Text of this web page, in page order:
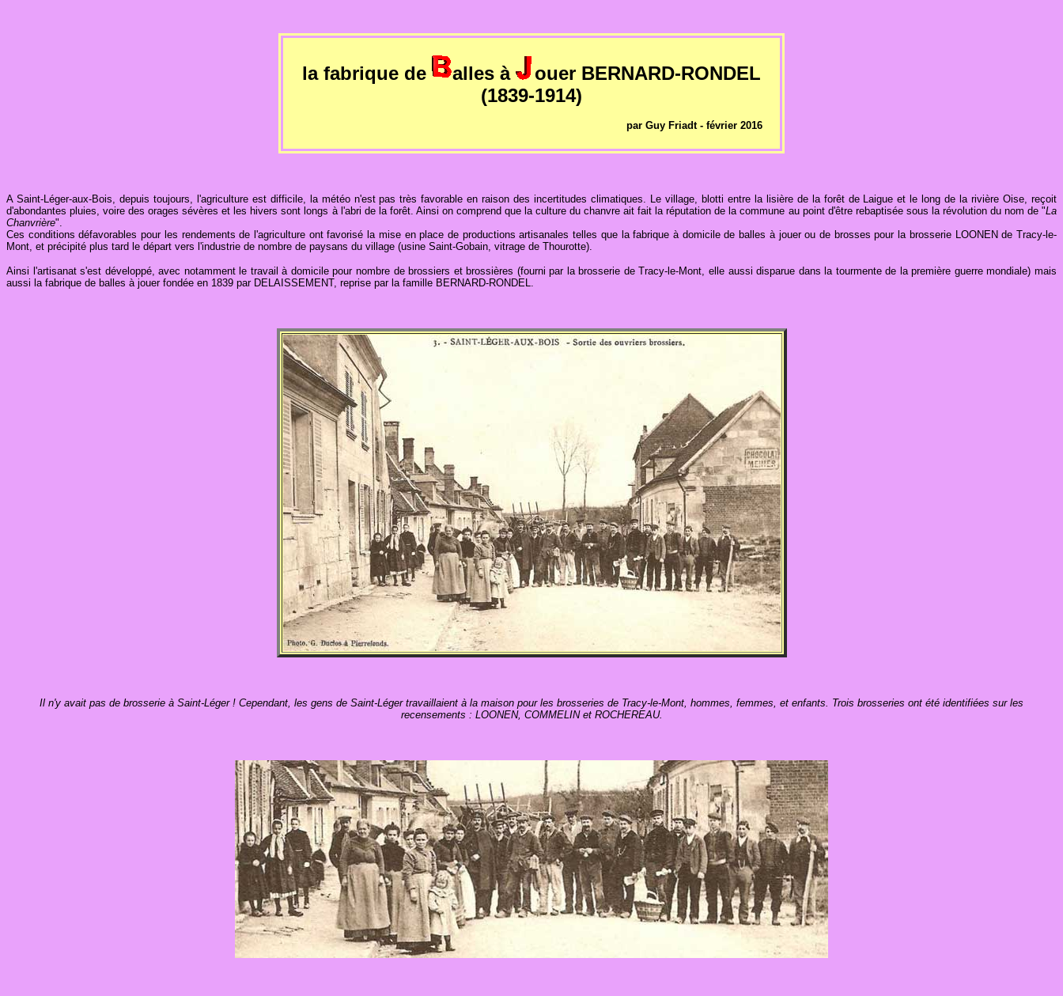
la fabrique de alles à
ouer BERNARD-RONDEL
(1839-1914)
par Guy Friadt - février 2016
A Saint-Léger-aux-Bois, depuis toujours, l'agriculture est difficile, la météo n'est pas très favorable en raison des incertitudes climatiques. Le village, blotti entre la lisière de la forêt de Laigue et le long de la rivière Oise, reçoit
d'abondantes pluies, voire des orages sévères et les hivers sont longs à l'abri de la forêt. Ainsi on comprend que la culture du chanvre ait fait la réputation de la commune au point d'être rebaptisée sous la révolution du nom de "La
Chanvrière".
Ces conditions défavorables pour les rendements de l'agriculture ont favorisé la mise en place de productions artisanales telles que la fabrique à domicile de balles à jouer ou de brosses pour la brosserie LOONEN de Tracy-le-
Mont, et précipité plus tard le départ vers l'industrie de nombre de paysans du village (usine Saint-Gobain, vitrage de Thourotte).
Ainsi l'artisanat s'est développé, avec notamment le travail à domicile pour nombre de brossiers et brossières (fourni par la brosserie de Tracy-le-Mont, elle aussi disparue dans la tourmente de la première guerre mondiale) mais
aussi la fabrique de balles à jouer fondée en 1839 par DELAISSEMENT, reprise par la famille BERNARD-RONDEL.
Il n'y avait pas de brosserie à Saint-Léger ! Cependant, les gens de Saint-Léger travaillaient à la maison pour les brosseries de Tracy-le-Mont, hommes, femmes, et enfants. Trois brosseries ont été identifiées sur les
recensements : LOONEN, COMMELIN et ROCHEREAU.